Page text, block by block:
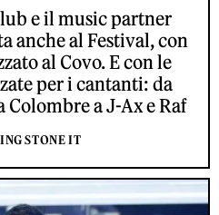
e il music partner
anche al Festival, con
al Covo. E con le
per i cantanti: da
Colombre a J-Ax e Raf
STONE IT